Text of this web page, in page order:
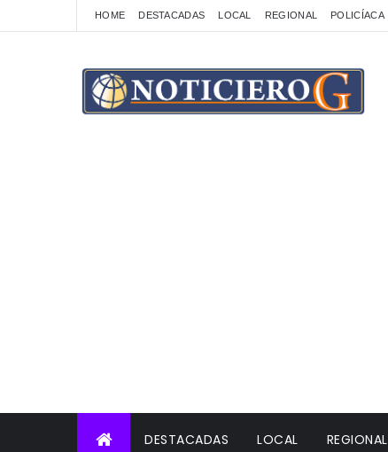
HOME DESTACADAS LOCAL REGIONAL POLICÍACA
DESTACADAS LOCAL REGIONAL